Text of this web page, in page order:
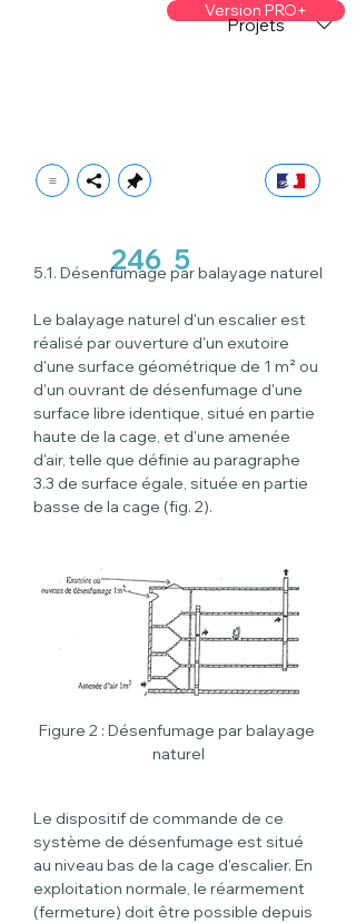
Version PRO+
Projets
246 5
5.1. Désenfumage par balayage naturel
Le balayage naturel d'un escalier est
réalisé par ouverture d'un exutoire
d'une surface géométrique de 1 m² ou
d'un ouvrant de désenfumage d'une
surface libre identique, situé en partie
haute de la cage, et d'une amenée
d'air, telle que définie au paragraphe
3.3 de surface égale, située en partie
basse de la cage (fig. 2).
Figure 2 : Désenfumage par balayage
naturel
Le dispositif de commande de ce
système de désenfumage est situé
au niveau bas de la cage d'escalier. En
exploitation normale, le réarmement
(fermeture) doit être possible depuis